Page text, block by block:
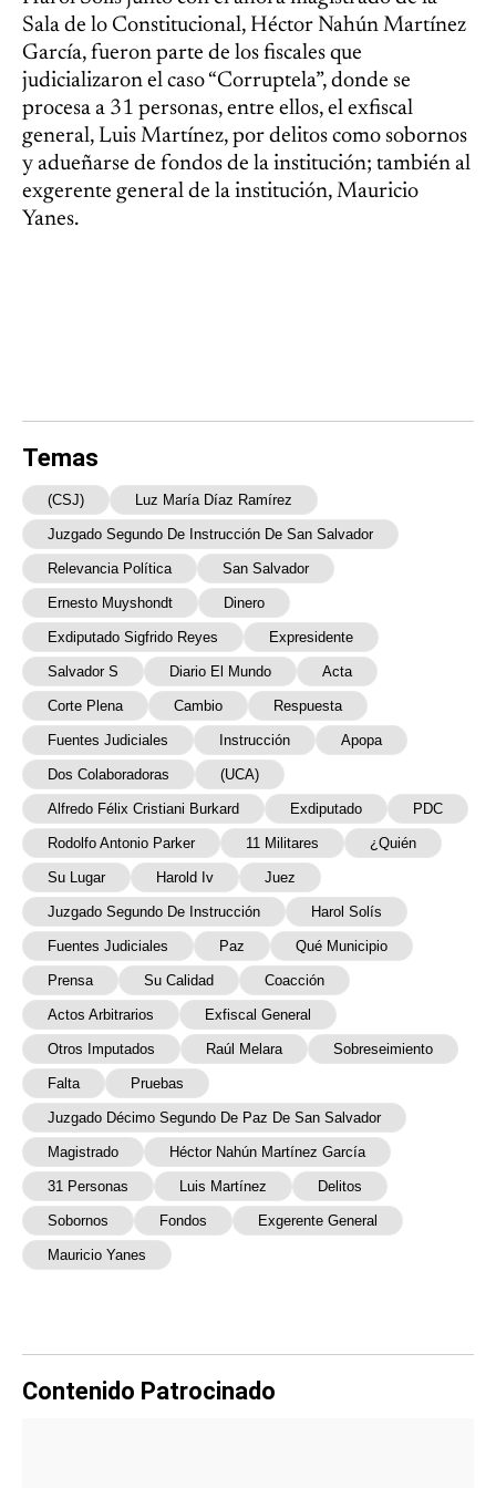
Sala de lo Constitucional, Héctor Nahún Martínez
García, fueron parte de los fiscales que
judicializaron el caso “Corruptela”, donde se
procesa a 31 personas, entre ellos, el exfiscal
general, Luis Martínez, por delitos como sobornos
y adueñarse de fondos de la institución; también al
exgerente general de la institución, Mauricio
Yanes.
Temas
(CSJ) Luz María Díaz Ramírez
Juzgado Segundo De Instrucción De San Salvador
Relevancia Política San Salvador
Ernesto Muyshondt Dinero
Exdiputado Sigfrido Reyes Expresidente
Salvador S Diario El Mundo Acta
Corte Plena Cambio Respuesta
Fuentes Judiciales Instrucción Apopa
Dos Colaboradoras (UCA)
Alfredo Félix Cristiani Burkard Exdiputado PDC
Rodolfo Antonio Parker 11 Militares ¿Quién
Su Lugar Harold Iv Juez
Juzgado Segundo De Instrucción Harol Solís
Fuentes Judiciales Paz Qué Municipio
Prensa Su Calidad Coacción
Actos Arbitrarios Exfiscal General
Otros Imputados Raúl Melara Sobreseimiento
Falta Pruebas
Juzgado Décimo Segundo De Paz De San Salvador
Magistrado Héctor Nahún Martínez García
31 Personas Luis Martínez Delitos
Sobornos Fondos Exgerente General
Mauricio Yanes
Contenido Patrocinado